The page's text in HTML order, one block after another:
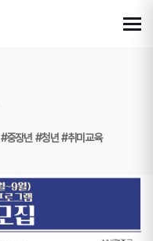
#중장년#청년#취미교육